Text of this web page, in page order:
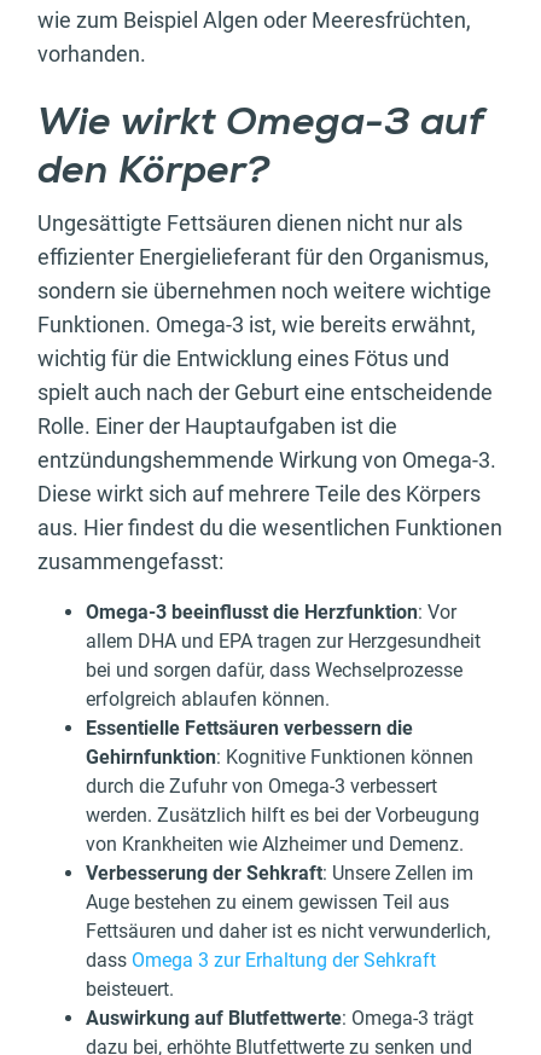
wie zum Beispiel Algen oder Meeresfrüchten,
vorhanden.
Wie wirkt Omega-3 auf
den Körper?
Ungesättigte Fettsäuren dienen nicht nur als
effizienter Energielieferant für den Organismus,
sondern sie übernehmen noch weitere wichtige
Funktionen. Omega-3 ist, wie bereits erwähnt,
wichtig für die Entwicklung eines Fötus und
spielt auch nach der Geburt eine entscheidende
Rolle. Einer der Hauptaufgaben ist die
entzündungshemmende Wirkung von Omega-3.
Diese wirkt sich auf mehrere Teile des Körpers
aus. Hier findest du die wesentlichen Funktionen
zusammengefasst:
Omega-3 beeinflusst die Herzfunktion: Vor
allem DHA und EPA tragen zur Herzgesundheit
bei und sorgen dafür, dass Wechselprozesse
erfolgreich ablaufen können.
Essentielle Fettsäuren verbessern die
Gehirnfunktion: Kognitive Funktionen können
durch die Zufuhr von Omega-3 verbessert
werden. Zusätzlich hilft es bei der Vorbeugung
von Krankheiten wie Alzheimer und Demenz.
Verbesserung der Sehkraft: Unsere Zellen im
Auge bestehen zu einem gewissen Teil aus
Fettsäuren und daher ist es nicht verwunderlich,
dass Omega 3 zur Erhaltung der Sehkraft
beisteuert.
Auswirkung auf Blutfettwerte: Omega-3 trägt
dazu bei, erhöhte Blutfettwerte zu senken und